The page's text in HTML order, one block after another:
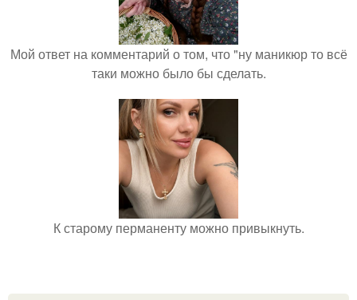
Мой ответ на комментарий о том, что "ну маникюр то всё
таки можно было бы сделать.
К старому перманенту можно привыкнуть.